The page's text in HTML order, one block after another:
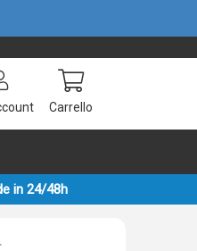
Carrello
in 24/48h